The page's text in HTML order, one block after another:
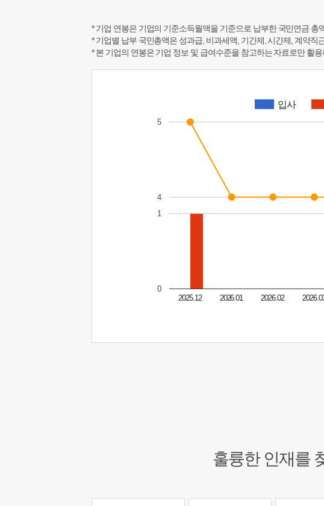
* 기업 연봉은 기업의 기준소득월액을 기준으로 납부한 국민연금 총
* 기업별 납부 국민총액은 성과급, 비과세액, 기간제, 시간제, 계약
* 본 기업의 연봉은 기업 정보 및 급여수준을 참고하는 자료로만 활
입사
2025.12 2026.01 2026.02
0
1
4
5
훌륭한 인재를